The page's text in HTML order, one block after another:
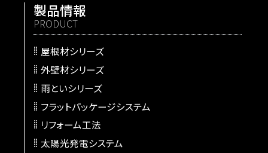
製品情報
PRODUCT
屋根材シリーズ
外壁材シリーズ
雨といシリーズ
フラットパッケージシステム
リフォーム工法
太陽光発電システム